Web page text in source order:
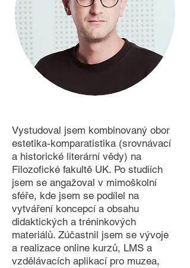
Vystudoval jsem kombinovaný obor
estetika-komparatistika (srovnávací
a historické literární vědy) na
Filozofické fakultě UK. Po studiích
jsem se angažoval v mimoškolní
sféře, kde jsem se podílel na
vytváření koncepcí a obsahu
didaktických a tréninkových
materiálů. Zúčastnil jsem se vývoje
a realizace online kurzů, LMS a
vzdělávacích aplikací pro muzea,